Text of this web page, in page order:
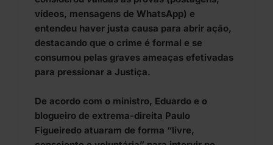
vídeos, mensagens de WhatsApp) e
entendeu haver justa causa para abrir ação,
destacando que o crime é formal e se
consumou pelas graves ameaças efetivadas
para pressionar a Justiça.
De acordo com o ministro, Eduardo e o
blogueiro de extrema-direita Paulo
Figueiredo atuaram de forma “livre,